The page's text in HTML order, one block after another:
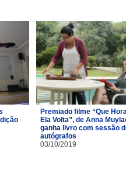
Premiado filme “Que
Ela Volta”, de Anna
ganha livro com sessão
autógrafos
03/10/2019